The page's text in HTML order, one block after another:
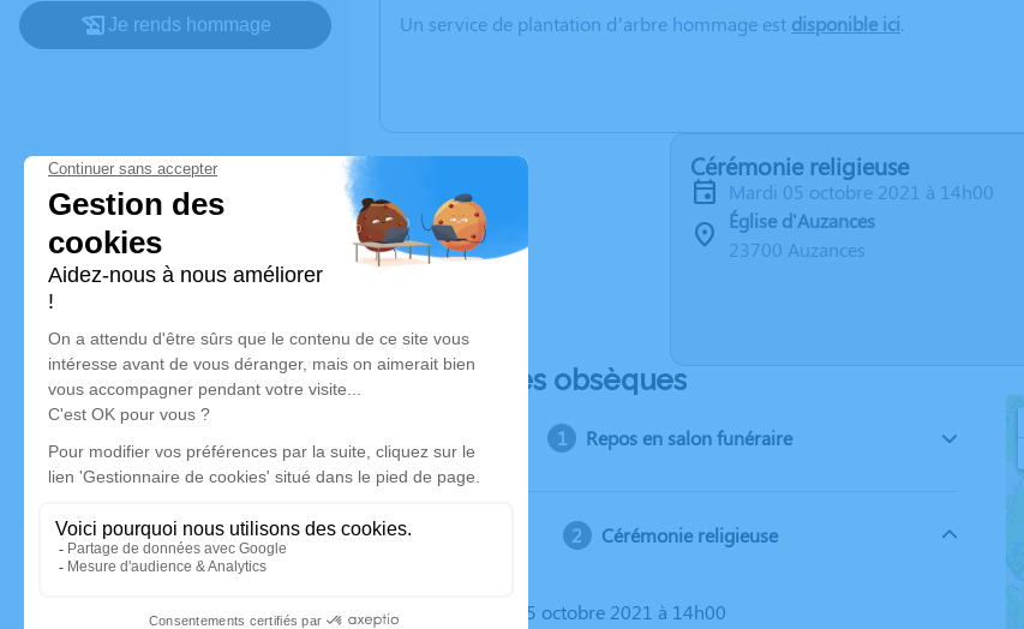
Je rends hommage Un service de plantation d’arbre hommage est disponible ici.
Cérémonie religieuse
mardi 05 octobre 2021 à 14h00
Église d'Auzances
23700 Auzances
Déroulé des obsèques
Repos en salon funéraire
Cérémonie religieuse
Le mardi 05 octobre 2021 à 14h00